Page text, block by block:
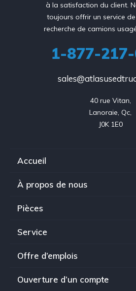
à la satisfaction du client.
toujours offrir un service
recherche de camions
1-877-
40 rue Vitan,
Lanoraie, Qc,
J0K 1E0
Accueil
À propos de nous
Pièces
Service
Offre d’emplois
Ouverture d’un compte